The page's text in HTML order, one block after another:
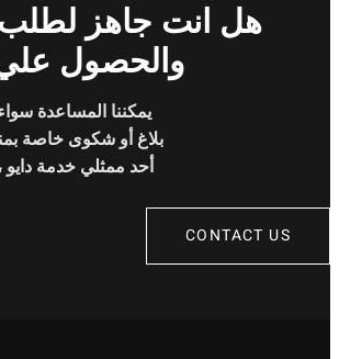
هل انت جاهز لطلب
والحصول
يمكننا المساعدة
بلاغ أو شكوى خاصة
أحد ممثلي خدمة
CONTACT US